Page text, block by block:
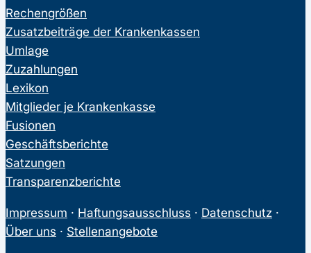
Rechengrößen
Zusatzbeiträge der Krankenkassen
Umlage
Zuzahlungen
Lexikon
Mitglieder je Krankenkasse
Fusionen
Geschäftsberichte
Satzungen
Transparenzberichte
Impressum · Haftungsausschluss · Datenschutz ·
Über uns · Stellenangebote